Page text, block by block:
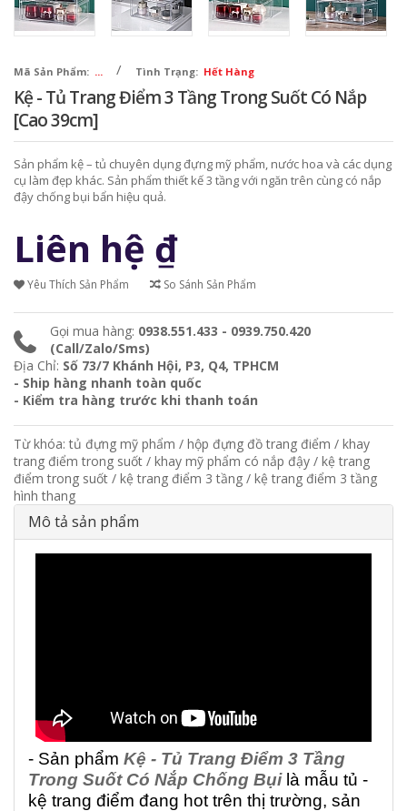
Mã Sản Phẩm: ... / Tình Trạng: Hết Hàng
Kệ - Tủ Trang Điểm 3 Tầng Trong Suốt Có Nắp
[Cao 39cm]
Sản phẩm kệ – tủ chuyên dụng đựng mỹ phẩm, nước hoa và các dụng
cụ làm đẹp khác. Sản phẩm thiết kế 3 tầng với ngăn trên cùng có nắp
đậy chống bụi bẩn hiệu quả.
Liên hệ ₫
Yêu Thích Sản Phẩm So Sánh Sản Phẩm
Gọi mua hàng: 0938.551.433 - 0939.750.420
(Call/Zalo/Sms)
Địa Chỉ: Số 73/7 Khánh Hội, P3, Q4, TPHCM
- Ship hàng nhanh toàn quốc
- Kiểm tra hàng trước khi thanh toán
Từ khóa:tủ đựng mỹ phẩm / hộp đựng đồ trang điểm / khay
trang điểm trong suốt / khay mỹ phẩm có nắp đậy / kệ trang
điểm trong suốt / kệ trang điểm 3 tầng / kệ trang điểm 3 tầng
hình thang
Mô tả sản phẩm
- Sản phẩm Kệ - Tủ Trang Điểm 3 Tầng
Trong Suốt Có Nắp Chống Bụi là mẫu tủ -
kệ trang điểm đang hot trên thị trường, sản